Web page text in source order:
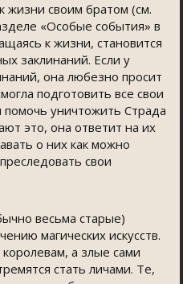
жизни своим братом (см.
«Особые события» в
к жизни, становится
заклинаний. Если у
она любезно просит
подготовить все свои
уничтожить Страда
это, она ответит на их
о них как можно
свои
весьма старые)
магических искусств.
а злые сами
стать личами. Те,